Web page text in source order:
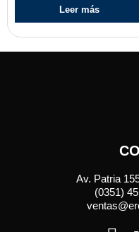
Leer más
Av. Patria
(0351)